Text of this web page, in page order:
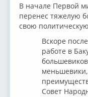
В начале Первой
перенес тяжелую
свою
Вскоре
работе в
Совет